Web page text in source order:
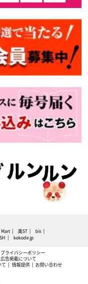
Mart 美ST
bis
kokode.jp
プライバシーポリシー
広告掲載について
て 情報提供 お問い合わせ